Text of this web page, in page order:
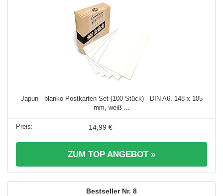
Japun - blanko Postkarten Set (100 Stück) - DIN A6, 148 x 105
mm, weiß ...
14,99 €
ZUM TOP ANGEBOT »
8